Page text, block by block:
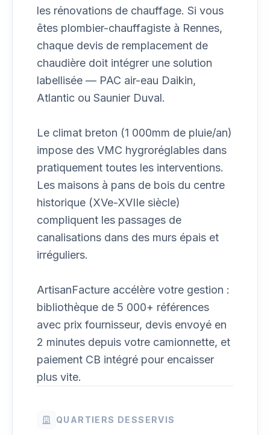
les rénovations de chauffage. Si vous
êtes plombier-chauffagiste à Rennes,
chaque devis de remplacement de
chaudière doit intégrer une solution
labellisée — PAC air-eau Daikin,
Atlantic ou Saunier Duval.
Le climat breton (1 000mm de pluie/an)
impose des VMC hygroréglables dans
pratiquement toutes les interventions.
Les maisons à pans de bois du centre
historique (XVe-XVIIe siècle)
compliquent les passages de
canalisations dans des murs épais et
irréguliers.
ArtisanFacture accélère votre gestion :
bibliothèque de 5 000+ références
avec prix fournisseur, devis envoyé en
2 minutes depuis votre camionnette, et
paiement CB intégré pour encaisser
plus vite.
QUARTIERS DESSERVIS